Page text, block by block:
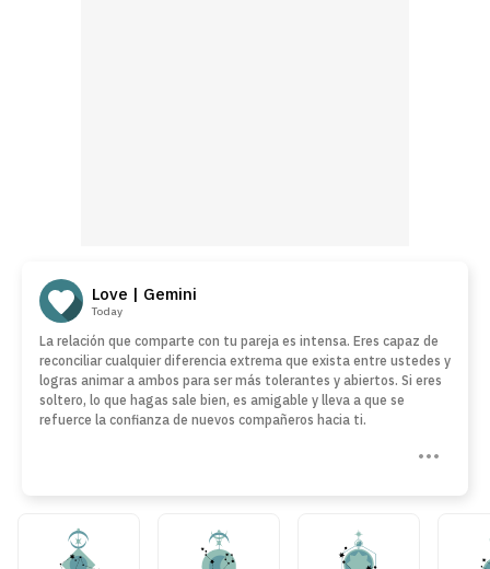
Love | Gemini
Today
La relación que comparte con tu pareja es intensa. Eres capaz de
reconciliar cualquier diferencia extrema que exista entre ustedes y
logras animar a ambos para ser más tolerantes y abiertos. Si eres
soltero, lo que hagas sale bien, es amigable y lleva a que se
refuerce la confianza de nuevos compañeros hacia ti.